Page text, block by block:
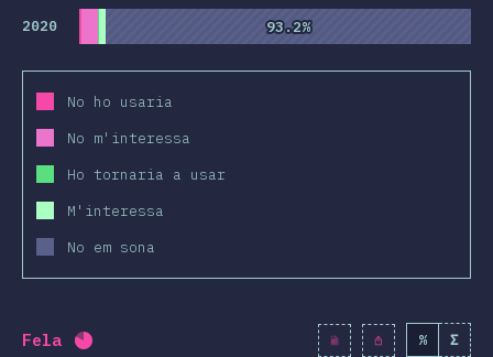
2020 93.2%
93.2%
No ho usaria
No m'interessa
Ho tornaria a usar
M'interessa
No em sona
Fela Percentatge completat: 80.8 % ( 9284 )% Σ